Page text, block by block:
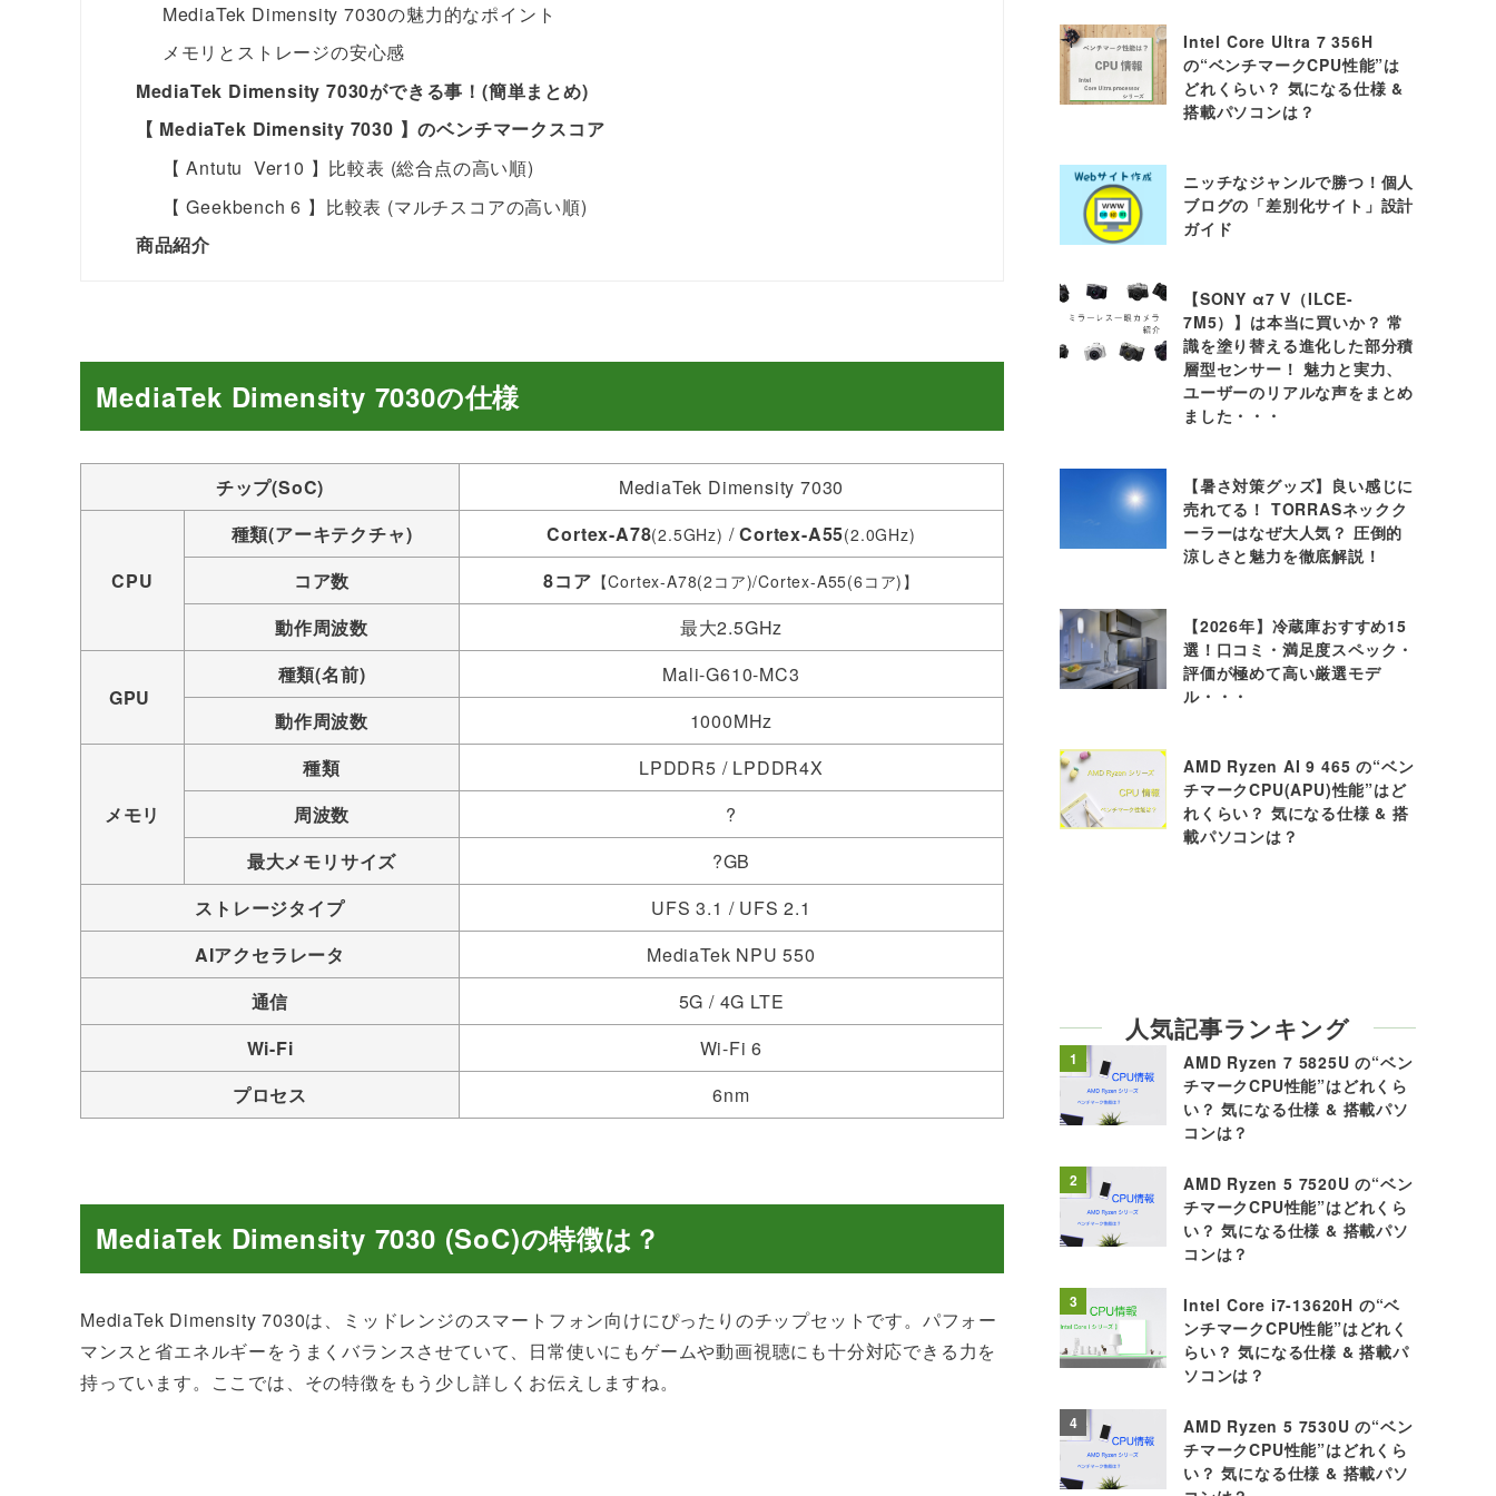
MediaTek Dimensity 7030の魅力的なポイント
メモリとストレージの安心感
MediaTek Dimensity 7030ができる事！(簡単まとめ)
【 MediaTek Dimensity 7030 】のベンチマークスコア
【 Antutu Ver10 】比較表 (総合点の高い順)
【 Geekbench 6 】比較表 (マルチスコアの高い順)
商品紹介
MediaTek Dimensity 7030の仕様
チップ(SoC) MediaTek Dimensity 7030
CPU
種類(アーキテクチャ) Cortex-A78(2.5GHz) /Cortex-A55(2.0GHz)
コア数 8コア 【Cortex-A78(2コア)/Cortex-A55(6コア)】
動作周波数 最大2.5GHz
GPU
種類(名前)
Mali-G610-MC3
動作周波数
1000MHz
メモリ
種類
LPDDR5 / LPDDR4X
周波数
?
最大メモリサイズ
?GB
ストレージタイプ
UFS 3.1 / UFS 2.1
AIアクセラレータ
MediaTek NPU 550
通信
5G / 4G LTE
Wi-Fi
Wi-Fi 6
プロセス
6nm
MediaTek Dimensity 7030 (SoC)の特徴は？
MediaTek Dimensity 7030は、ミッドレンジのスマートフォン向けにぴったりのチップセットです。パフォー
マンスと省エネルギーをうまくバランスさせていて、日常使いにもゲームや動画視聴にも十分対応できる力を
持っています。ここでは、その特徴をもう少し詳しくお伝えしますね。
Intel Core Ultra 7 356H
の“ベンチマークCPU性能”は
どれくらい？ 気になる仕様 &
搭載パソコンは？
ニッチなジャンルで勝つ！個人
ブログの「差別化サイト」設計
ガイド
【SONY α7 V（ILCE-
7M5）】は本当に買いか？ 常
識を塗り替える進化した部分積
層型センサー！ 魅力と実力、
ユーザーのリアルな声をまとめ
ました・・・
【暑さ対策グッズ】良い感じに
売れてる！ TORRASネックク
ーラーはなぜ大人気？ 圧倒的
涼しさと魅力を徹底解説！
【2026年】冷蔵庫おすすめ15
選！口コミ・満足度スペック・
評価が極めて高い厳選モデ
ル・・・
AMD Ryzen AI 9 465 の“ベン
チマークCPU(APU)性能”はど
れくらい？ 気になる仕様 & 搭
載パソコンは？
人気記事ランキング
1
AMD Ryzen 7 5825U の“ベン
チマークCPU性能”はどれくら
い？ 気になる仕様 & 搭載パソ
コンは？
2
AMD Ryzen 5 7520U の“ベン
チマークCPU性能”はどれくら
い？ 気になる仕様 & 搭載パソ
コンは？
3
Intel Core i7-13620H の“ベ
ンチマークCPU性能”はどれく
らい？ 気になる仕様 & 搭載パ
ソコンは？
4
AMD Ryzen 5 7530U の“ベン
チマークCPU性能”はどれくら
い？ 気になる仕様 & 搭載パソ